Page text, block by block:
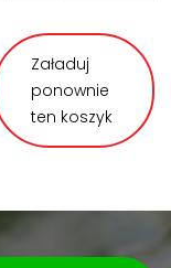
Załaduj
ponownie
ten koszyk